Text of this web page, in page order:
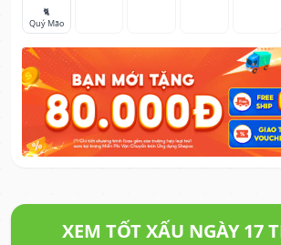
🐈
Quý Mão
XEM TỐT XẤU NGÀY 17